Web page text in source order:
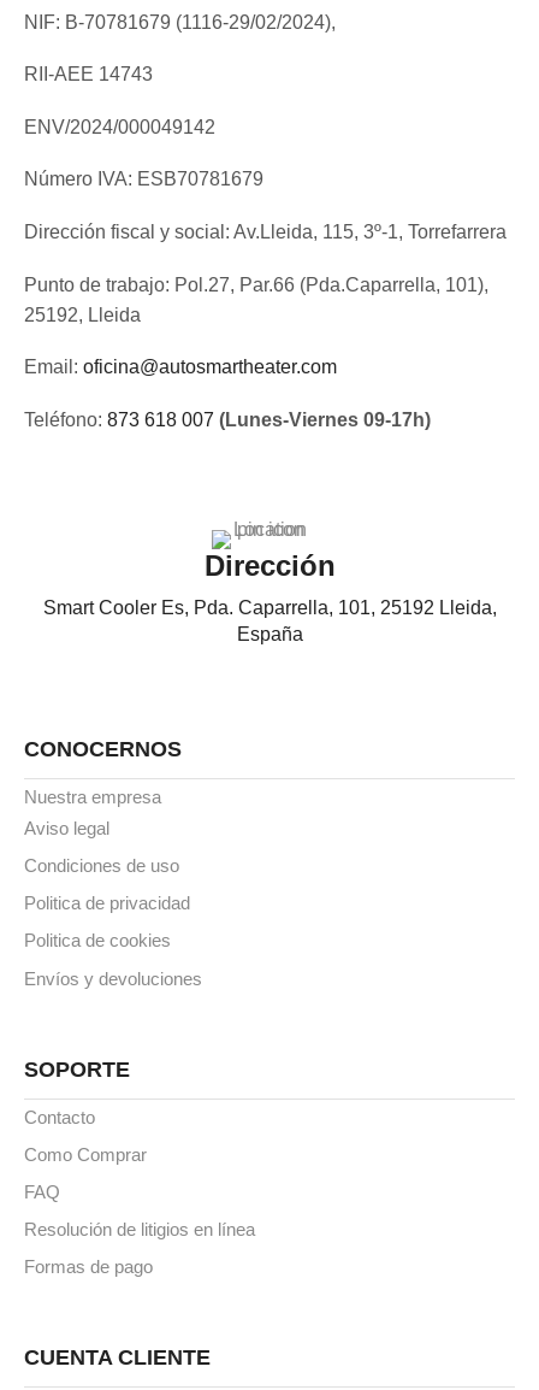
NIF: B-70781679 (1116-29/02/2024),
RII-AEE 14743
ENV/2024/000049142
Número IVA: ESB70781679
Dirección fiscal y social: Av.Lleida, 115, 3º-1, Torrefarrera
Punto de trabajo: Pol.27, Par.66 (Pda.Caparrella, 101),
25192, Lleida
Email: oficina@autosmartheater.com
Teléfono: 873 618 007 (Lunes-Viernes 09-17h)
Dirección
Smart Cooler Es, Pda. Caparrella, 101, 25192 Lleida,
España
CONOCERNOS
Nuestra empresa
Aviso legal
Condiciones de uso
Politica de privacidad
Politica de cookies
Envíos y devoluciones
SOPORTE
Contacto
Como Comprar
FAQ
Resolución de litigios en línea
Formas de pago
CUENTA CLIENTE